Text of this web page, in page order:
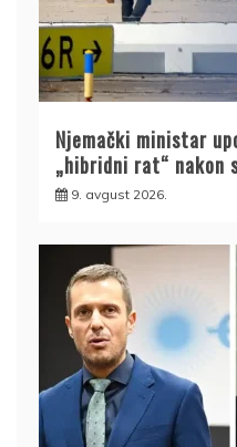
Njemački ministar
„hibridni rat“ nakon
9. avgust 2026.